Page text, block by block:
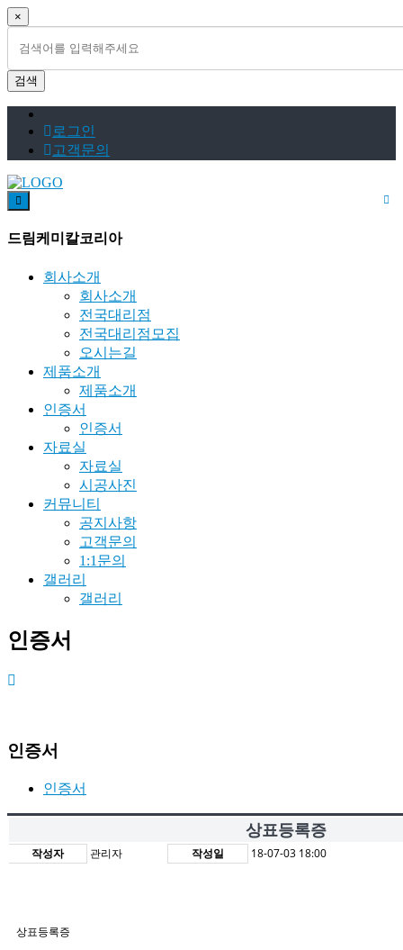
×
검
색
하
기
검색
로그인
고객문의
드림케미칼코리아
회사소개
회사소개
전국대리점
전국대리점모집
오시는길
제품소개
제품소개
인증서
인증서
자료실
자료실
시공사진
커뮤니티
공지사항
고객문의
1:1문의
갤러리
갤러리
인증서
인증서
인증서
상표등록증
작성자 관리자 작성일 18-07-03 18:00
상표등록증